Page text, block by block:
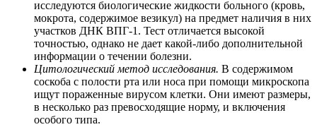
исследуются биологические жидкости больного (кровь,
мокрота, содержимое везикул) на предмет наличия в них
участков ДНК ВПГ-1. Тест отличается высокой
точностью, однако не дает какой-либо дополнительной
информации о течении болезни.
Цитологический метод исследования. В содержимом
соскоба с полости рта или носа при помощи микроскопа
ищут пораженные вирусом клетки. Они имеют размеры,
в несколько раз превосходящие норму, и включения
особого типа.